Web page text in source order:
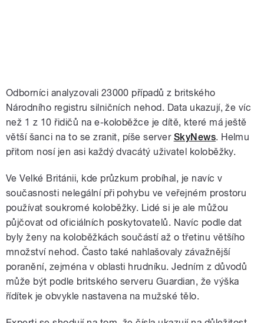
Odborníci analyzovali 23000 případů z britského
Národního registru silničních nehod. Data ukazují, že víc
než 1 z 10 řidičů na e-koloběžce je dítě, které má ještě
větší šanci na to se zranit, píše server SkyNews. Helmu
přitom nosí jen asi každý dvacátý uživatel koloběžky.
Ve Velké Británii, kde průzkum probíhal, je navíc v
současnosti nelegální při pohybu ve veřejném prostoru
používat soukromé koloběžky. Lidé si je ale můžou
půjčovat od oficiálních poskytovatelů. Navíc podle dat
byly ženy na koloběžkách součástí až o třetinu většího
množství nehod. Často také nahlašovaly závažnější
poranění, zejména v oblasti hrudníku. Jedním z důvodů
může být podle britského serveru Guardian, že výška
řídítek je obvykle nastavena na mužské tělo.